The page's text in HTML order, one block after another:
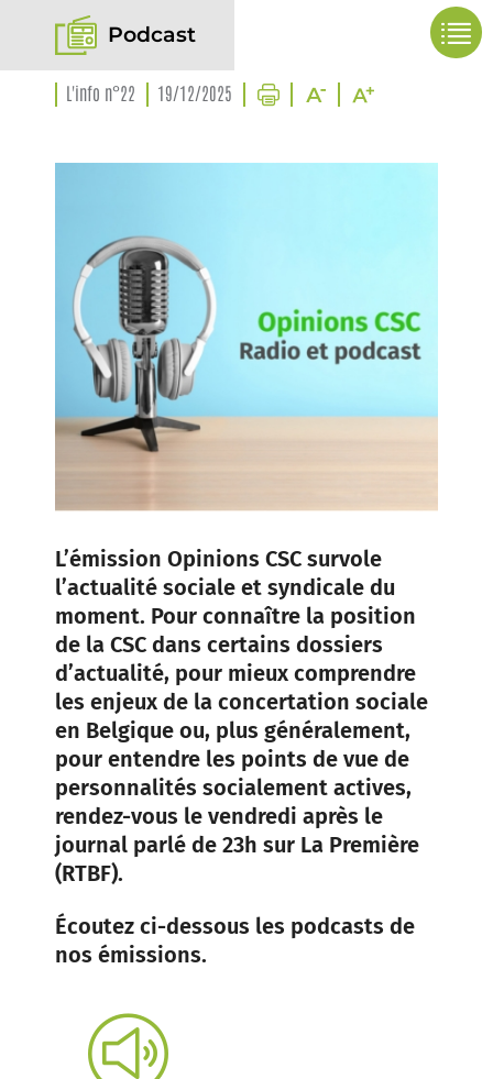
Podcast
L'info n°22 19/12/2025
L’émission Opinions CSC survole
l’actualité sociale et syndicale du
moment. Pour connaître la position
de la CSC dans certains dossiers
d’actualité, pour mieux comprendre
les enjeux de la concertation sociale
en Belgique ou, plus généralement,
pour entendre les points de vue de
personnalités socialement actives,
rendez-vous le vendredi après le
journal parlé de 23h sur La Première
(RTBF).
Écoutez ci-dessous les podcasts de
nos émissions.